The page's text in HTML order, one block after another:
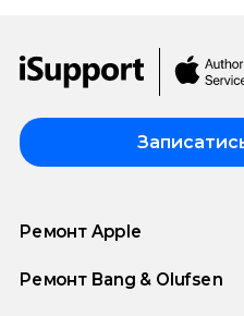
Ремонт Apple
Ремонт Bang & Olufsen